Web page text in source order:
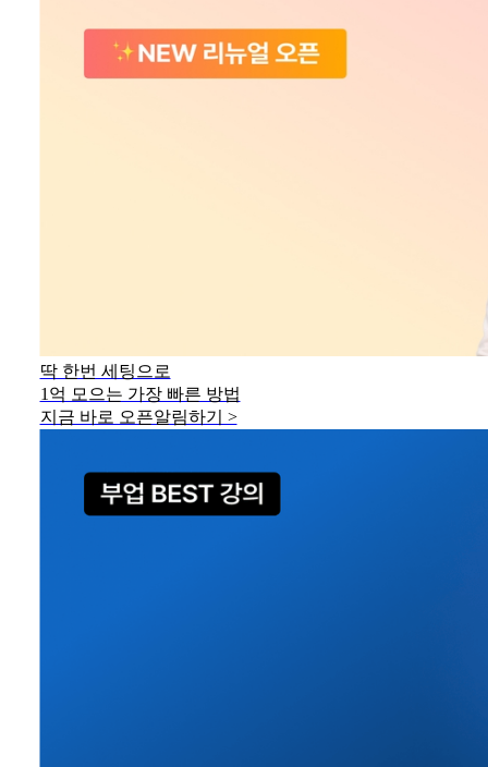
딱 한번 세팅으로
1억 모으는 가장 빠른 방법
지금 바로 오픈알림하기 >